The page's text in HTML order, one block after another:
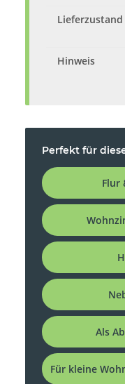
Lieferzustand
Hinweis
Perfekt für
Flur
Als
Für kleine